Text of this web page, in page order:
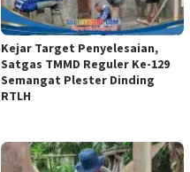
Kejar Target Penyelesaian,
Satgas TMMD Reguler Ke-129
Semangat Plester Dinding
RTLH